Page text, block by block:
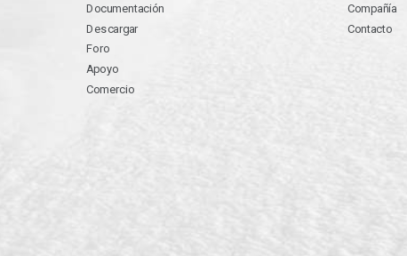
Documentación
Descargar
Foro
Apoyo
Comercio
Compañía
Contacto